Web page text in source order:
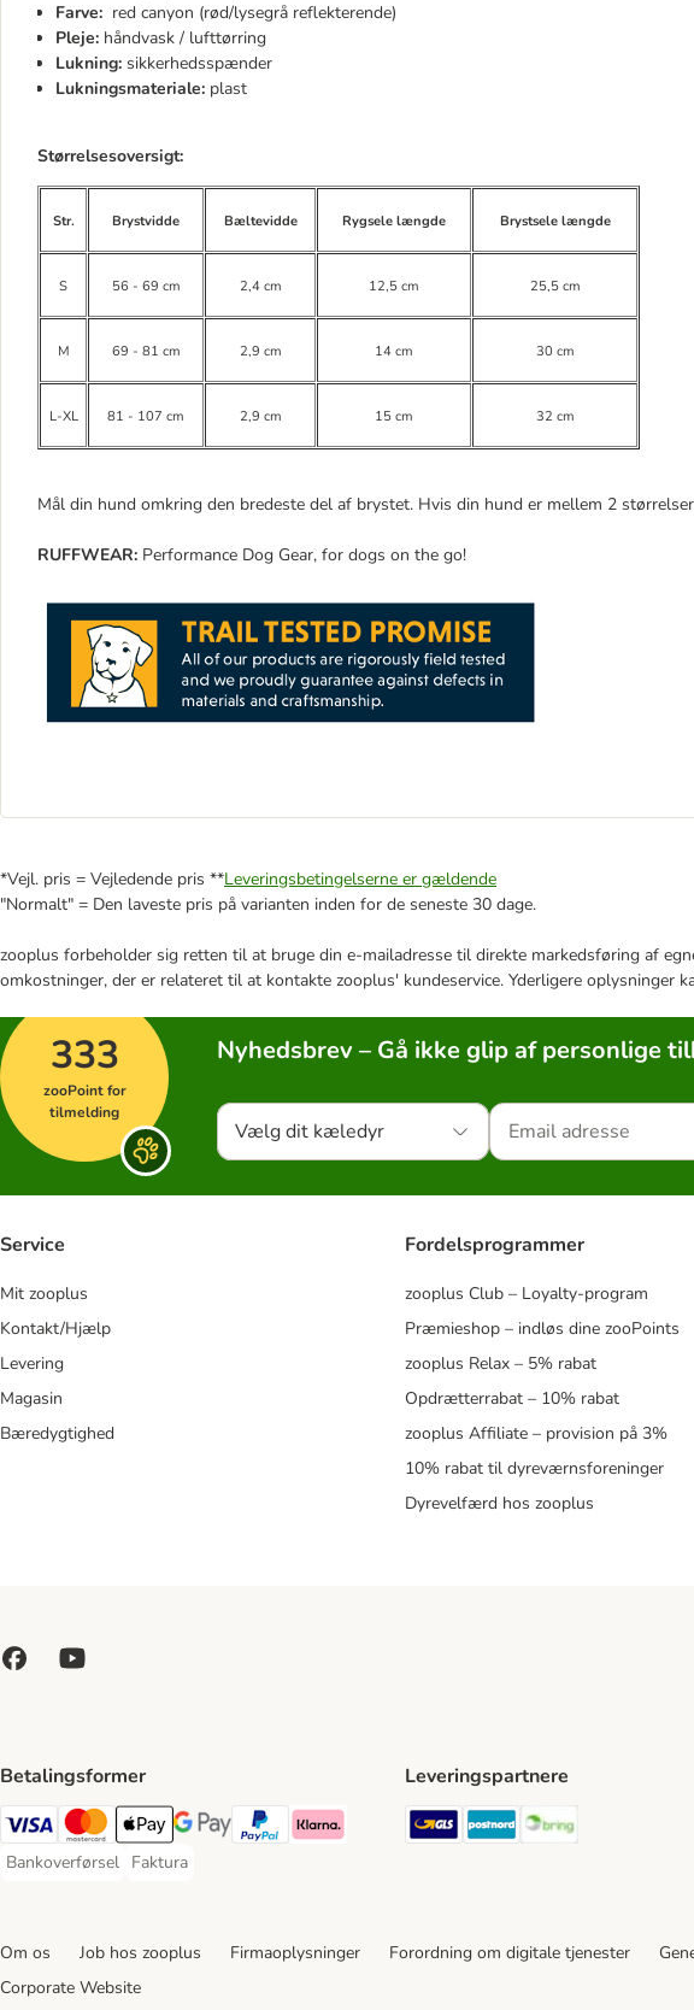
Farve: red canyon (rød/lysegrå reflekterende)
Pleje: håndvask / lufttørring
Lukning: sikkerhedsspænder
Lukningsmateriale: plast
Størrelsesoversigt:
Str. Brystvidde Bæltevidde Rygsele længde Brystsele længde
S 56 - 69 cm 2,4 cm 12,5 cm 25,5 cm
M 69 - 81 cm 2,9 cm 14 cm 30 cm
L-XL 81 - 107 cm 2,9 cm 15 cm 32 cm
Mål din hund omkring den bredeste del af brystet. Hvis din hund er mellem 2
RUFFWEAR: Performance Dog Gear, for dogs on the go!
*Vejl. pris = Vejledende pris **Leveringsbetingelserne er gældende
"Normalt" = Den laveste pris på varianten inden for de seneste 30 dage.
zooplus forbeholder sig retten til at bruge din e-mailadresse til direkte markedsføring af
omkostninger, der er relateret til at kontakte zooplus' kundeservice. Yderligere oplysninger
333
zooPoint for
tilmelding
Nyhedsbrev – Gå ikke glip af personlige
Vælg dit kæledyr
Service
Mit zooplus
Kontakt/Hjælp
Levering
Magasin
Bæredygtighed
Fordelsprogrammer
zooplus Club – Loyalty-program
Præmieshop – indløs dine zooPoints
zooplus Relax – 5% rabat
Opdrætterrabat – 10% rabat
zooplus Affiliate – provision på 3%
10% rabat til dyreværnsforeninger
Dyrevelfærd hos zooplus
Betalingsformer
VISA Payment Method
Mastercard Payment Method
Apply pay Payment Method
Google Pay Payment Method
paypal Payment Method
Klarna Payment Method
Bankoverførsel
Bankoverførsel Payment Method
Faktura
Faktura Payment Method
Leveringspartnere
GLS Shipping Method
Postnord Shipping
Om os Job hos zooplus Firmaoplysninger Forordning om digitale tjenester
Corporate Website